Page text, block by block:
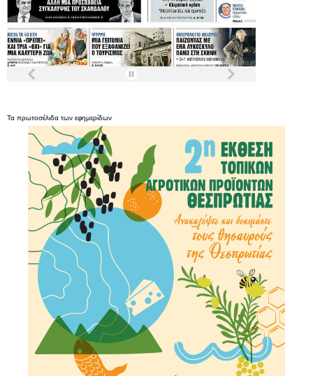
Τα πρωτοσέλιδα των εφημερίδων